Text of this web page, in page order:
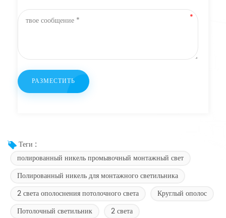
Теги :
полированный никель промывочный монтажный свет
Полированный никель для монтажного светильника
2 света ополоснения потолочного света
Круглый ополос
Потолочный светильник
2 света